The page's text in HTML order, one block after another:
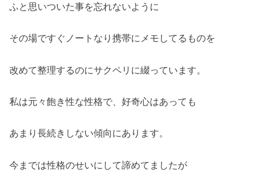
ふと思いついた事を忘れないように
その場ですぐノートなり携帯にメモしてるものを
改めて整理するのにサクペリに綴っています。
私は元々飽き性な性格で、好奇心はあっても
あまり長続きしない傾向にあります。
今までは性格のせいにして諦めてましたが